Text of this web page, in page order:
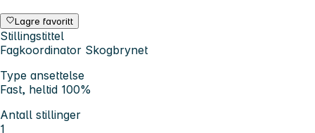
Lagre favoritt
Stillingstittel
Fagkoordinator Skogbrynet
Type ansettelse
Fast, heltid 100%
Antall stillinger
1